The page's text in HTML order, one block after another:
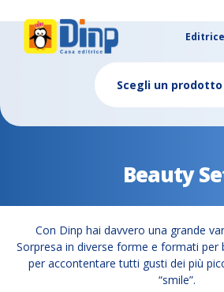
Editrice
Scegli un prodotto
Beauty
Con Dinp hai davvero una grande
Sorpresa in diverse forme e formati per
per accontentare tutti gusti dei più
“smile”.